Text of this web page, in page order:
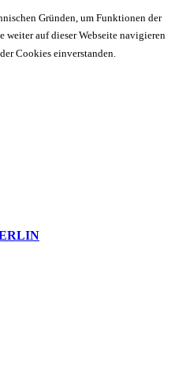
Gründen, um Funktionen der
weiter auf dieser Webseite navigieren
Cookies einverstanden.